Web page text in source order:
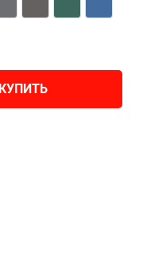
КУПИТЬ